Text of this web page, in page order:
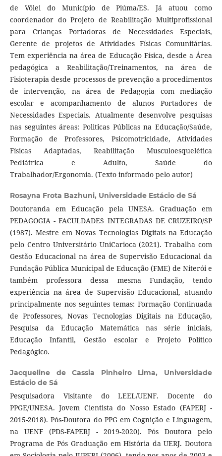
de Vôlei do Município de Piúma/ES. Já atuou como
coordenador do Projeto de Reabilitação Multiprofissional
para Crianças Portadoras de Necessidades Especiais,
Gerente de projetos de Atividades Físicas Comunitárias.
Tem experiência na área de Educação Física, desde a Área
pedagógica a Reabilitação/Treinamentos, na área de
Fisioterapia desde processos de prevenção a procedimentos
de intervenção, na área de Pedagogia com mediação
escolar e acompanhamento de alunos Portadores de
Necessidades Especiais. Atualmente desenvolve pesquisas
nas seguintes áreas: Politicas Públicas na Educação/Saúde,
Formação de Professores, Psicomotricidade, Atividades
Físicas Adaptadas, Reabilitação Musculoesquelética
Pediátrica e Adulto, Saúde do
Trabalhador/Ergonomia. (Texto informado pelo autor)
Rosayna Frota Bazhuni, Universidade Estácio de Sá
Doutoranda em Educação pela UNESA. Graduação em
PEDAGOGIA - FACULDADES INTEGRADAS DE CRUZEIRO/SP
(1987). Mestre em Novas Tecnologias Digitais na Educação
pelo Centro Universitário UniCarioca (2021). Trabalha com
Gestão Educacional na área de Supervisão Educacional da
Fundação Pública Municipal de Educação (FME) de Niterói e
também professora dessa mesma Fundação, tendo
experiência na área de Supervisão Educacional, atuando
principalmente nos seguintes temas: Formação Continuada
de Professores, Novas Tecnologias Digitais na Educação,
Pesquisa da Educação Matemática nas série iniciais,
Educação Infantil, Gestão escolar e Projeto Político
Pedagógico.
Jacqueline de Cassia Pinheiro Lima, Universidade
Estácio de Sá
Pesquisadora Visitante do LEEL/UENF. Docente do
PPGE/UNESA. Jovem Cientista do Nosso Estado (FAPERJ -
2015-2018). Pós-Doutora do PPG em Cognição e Linguagem,
na UENF (PDS-FAPERJ - 2019-2020). Pós Doutora pelo
Programa de Pós Graduação em História da UERJ. Doutora